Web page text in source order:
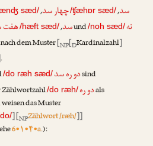
سد,
/ʧæhɒr sæd/چهار سد,
sæd/
سد,
/hæft sæd/ und/noh sæd/نه
dem Muster[NP[DKardinalzahl]
.
/do ræh sæd/دو ره سدsind
Zählwortzahl/do ræh/دو رهals
das Muster
] [NPZählwort /ræh/]]
6•۱•۴•a.):